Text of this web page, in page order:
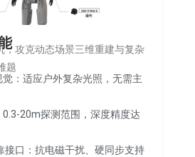
，攻克动态场景三维重建与复杂
题
：适应户外复杂光照，无需主
20m探测范围，深度精度达
接口：抗电磁干扰、硬同步支持